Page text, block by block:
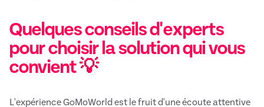
Quelques conseils d'experts
pour choisir la solution qui vous
convient 💡
L'expérience GoMoWorld est le fruit d'une écoute attentive